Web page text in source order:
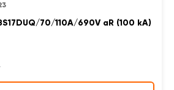
70/110A/690V aR (100 kA)